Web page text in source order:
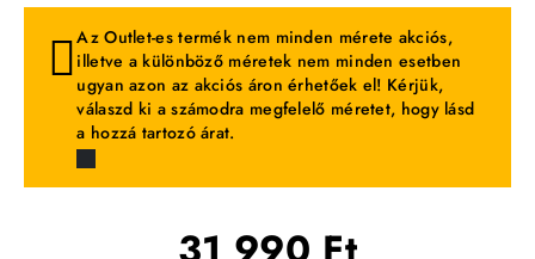
Az Outlet-es termék nem minden mérete akciós,
illetve a különböző méretek nem minden esetben
ugyan azon az akciós áron érhetőek el! Kérjük,
válaszd ki a számodra megfelelő méretet, hogy lásd
a hozzá tartozó árat.